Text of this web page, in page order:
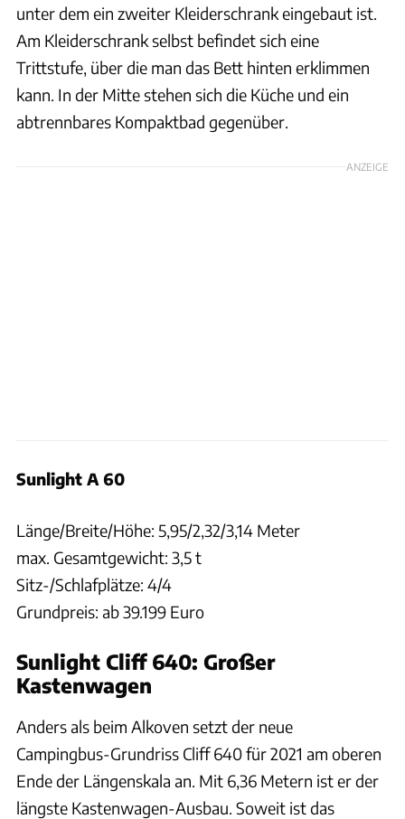
unter dem ein zweiter Kleiderschrank eingebaut ist.
Am Kleiderschrank selbst befindet sich eine
Trittstufe, über die man das Bett hinten erklimmen
kann. In der Mitte stehen sich die Küche und ein
abtrennbares Kompaktbad gegenüber.
ANZEIGE
Sunlight A 60
Länge/Breite/Höhe: 5,95/2,32/3,14 Meter
max. Gesamtgewicht: 3,5 t
Sitz-/Schlafplätze: 4/4
Grundpreis: ab 39.199 Euro
Sunlight Cliff 640: Großer
Kastenwagen
Anders als beim Alkoven setzt der neue
Campingbus-Grundriss Cliff 640 für 2021 am oberen
Ende der Längenskala an. Mit 6,36 Metern ist er der
längste Kastenwagen-Ausbau. Soweit ist das